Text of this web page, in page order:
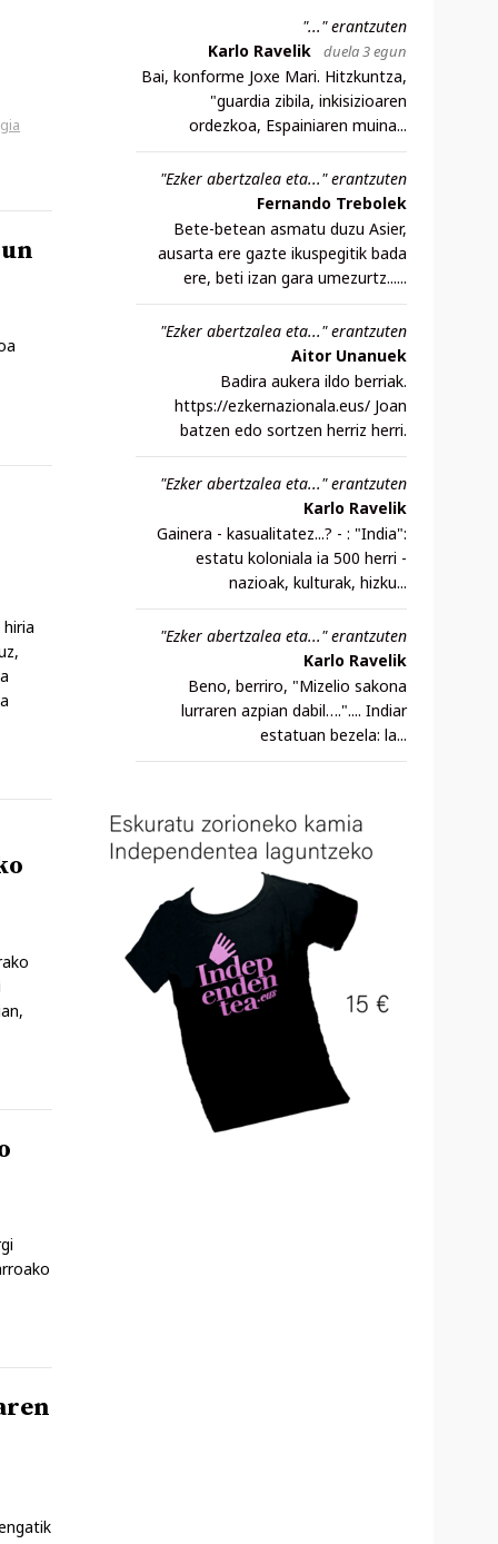
"..." erantzuten
Karlo Ravelik
duela 3 egun
Bai, konforme Joxe Mari. Hitzkuntza,
"guardia zibila, inkisizioaren
ordezkoa, Espainiaren muina...
"Ezker abertzalea eta..." erantzuten
Fernando Trebolek
Bete-betean asmatu duzu Asier,
ausarta ere gazte ikuspegitik bada
ere, beti izan gara umezurtz......
"Ezker abertzalea eta..." erantzuten
Aitor Unanuek
Badira aukera ildo berriak.
https://ezkernazionala.eus/ Joan
batzen edo sortzen herriz herri.
"Ezker abertzalea eta..." erantzuten
Karlo Ravelik
Gainera - kasualitatez...? - : "India":
estatu koloniala ia 500 herri -
nazioak, kulturak, hizku...
"Ezker abertzalea eta..." erantzuten
Karlo Ravelik
Beno, berriro, "Mizelio sakona
lurraren azpian dabil….".... Indiar
estatuan bezela: la...